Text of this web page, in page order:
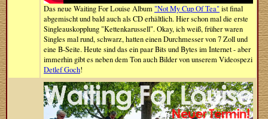
Das neue Waiting For Louise Album "Not My Cup Of Tea" ist final
abgemischt und bald auch als CD erhältlich. Hier schon mal die erste
Singleauskopplung "Kettenkarussell". Okay, ich weiß, früher waren
Singles mal rund, schwarz, hatten einen Durchmesser von 7 Zoll und
eine B-Seite. Heute sind das ein paar Bits und Bytes im Internet - aber
immerhin gibt es neben dem Ton auch Bilder von unserem Videospezi
Detlef Goch!